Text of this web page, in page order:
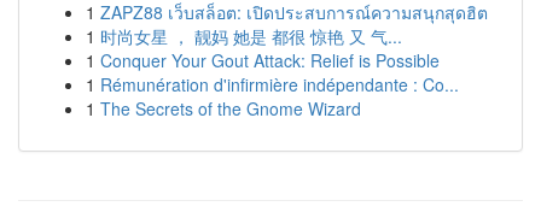
1 ZAPZ88 เว็บสล็อต: เปิดประสบการณ์ความสนุกสุดฮิต
1 时尚女星 ， 靓妈 她是 都很 惊艳 又 气...
1 Conquer Your Gout Attack: Relief is Possible
1 Rémunération d'infirmière indépendante : Co...
1 The Secrets of the Gnome Wizard